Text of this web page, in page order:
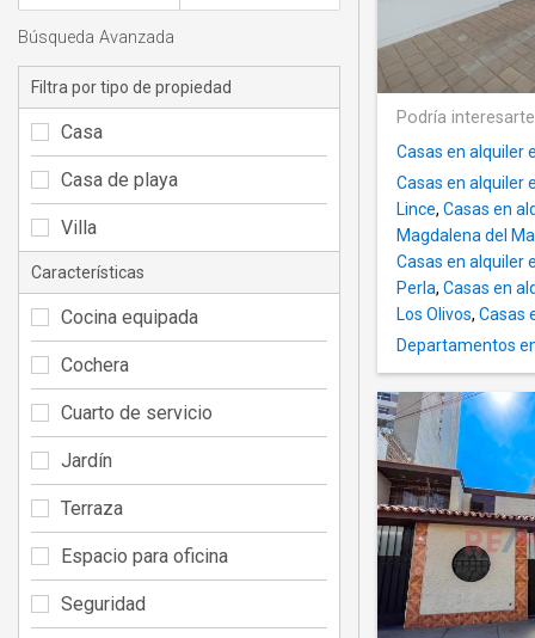
Podría
Casas en alquiler
Casas en alquiler
Lince, Casas en
Magdalena del
Casas en alquiler
Perla, Casas en
Los Olivos, Casas
Departamentos
Búsqueda Avanzada
Filtra por tipo de propiedad
Casa
Casa de playa
Villa
Características
Cocina equipada
Cochera
Cuarto de servicio
Jardín
Terraza
Espacio para oficina
Seguridad